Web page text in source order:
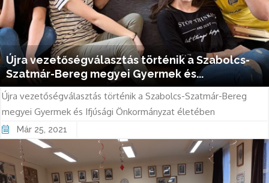
Újra vezetőségválasztás történik a Szabolcs-
Szatmár-Bereg megyei Gyermek és...
Újra vezetőségválasztás történik a Szabolcs-Szatmár-Bereg
megyei Gyermek és Ifjúsági Önkormányzat életében
Már 25, 2021